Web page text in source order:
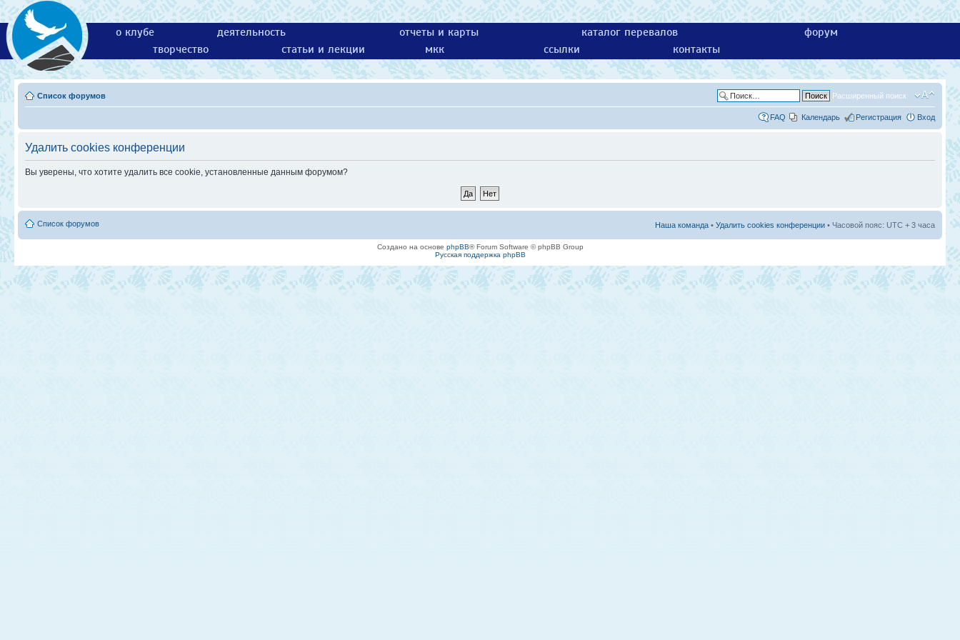
о клубе деятельность отчеты и карты каталог перевалов
форум
творчество
статьи и лекции мкк ссылки контакты
Список форумов Расширенный поиск
FAQ Календарь Регистрация Вход
Удалить cookies конференции
Вы уверены, что хотите удалить все cookie, установленные данным форумом?
Список форумов Наша команда • Удалить cookies конференции • Часовой пояс: UTC + 3 часа
Создано на основе phpBB® Forum Software © phpBB Group
Русская поддержка phpBB